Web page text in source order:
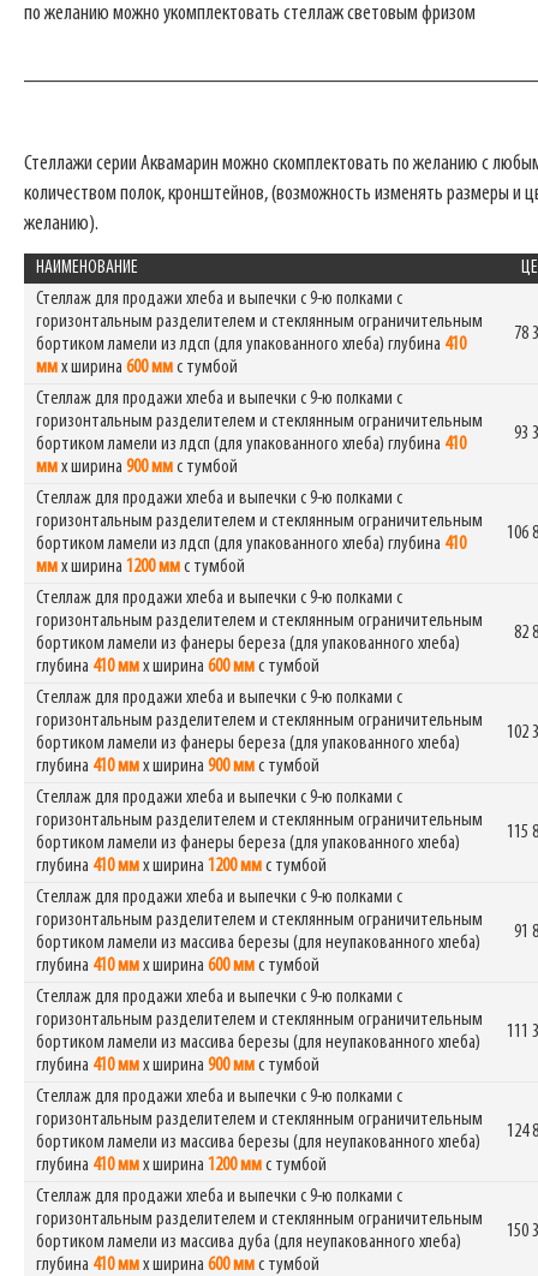
по желанию можно укомплектовать стеллаж световым фризом
Стеллажи серии Аквамарин можно скомплектовать по желанию с
количеством полок, кронштейнов, (возможность изменять размеры и
желанию).
НАИМЕНОВАНИЕ
Стеллаж для продажи хлеба и выпечки с 9-ю полками с
горизонтальным разделителем и стеклянным ограничительным
бортиком ламели из лдсп (для упакованного хлеба) глубина 410
ммх ширина 600 ммс тумбой
78
Стеллаж для продажи хлеба и выпечки с 9-ю полками с
горизонтальным разделителем и стеклянным ограничительным
бортиком ламели из лдсп (для упакованного хлеба) глубина 410
ммх ширина 900 ммс тумбой
93
Стеллаж для продажи хлеба и выпечки с 9-ю полками с
горизонтальным разделителем и стеклянным ограничительным
бортиком ламели из лдсп (для упакованного хлеба) глубина 410
ммх ширина 1200 ммс тумбой
106
Стеллаж для продажи хлеба и выпечки с 9-ю полками с
горизонтальным разделителем и стеклянным ограничительным
бортиком ламели из фанеры береза (для упакованного хлеба)
глубина 410 ммх ширина 600 ммс тумбой
82
Стеллаж для продажи хлеба и выпечки с 9-ю полками с
горизонтальным разделителем и стеклянным ограничительным
бортиком ламели из фанеры береза (для упакованного хлеба)
глубина 410 ммх ширина 900 ммс тумбой
102
Стеллаж для продажи хлеба и выпечки с 9-ю полками с
горизонтальным разделителем и стеклянным ограничительным
бортиком ламели из фанеры береза (для упакованного хлеба)
глубина 410 ммх ширина 1200 ммс тумбой
115
Стеллаж для продажи хлеба и выпечки с 9-ю полками с
горизонтальным разделителем и стеклянным ограничительным
бортиком ламели из массива березы (для неупакованного хлеба)
глубина 410 ммх ширина 600 ммс тумбой
91
Стеллаж для продажи хлеба и выпечки с 9-ю полками с
горизонтальным разделителем и стеклянным ограничительным
бортиком ламели из массива березы (для неупакованного хлеба)
глубина 410 ммх ширина 900 ммс тумбой
111
Стеллаж для продажи хлеба и выпечки с 9-ю полками с
горизонтальным разделителем и стеклянным ограничительным
бортиком ламели из массива березы (для неупакованного хлеба)
глубина 410 ммх ширина 1200 ммс тумбой
124
Стеллаж для продажи хлеба и выпечки с 9-ю полками с
горизонтальным разделителем и стеклянным ограничительным
бортиком ламели из массива дуба (для неупакованного хлеба)
глубина 410 ммх ширина 600 ммс тумбой
150